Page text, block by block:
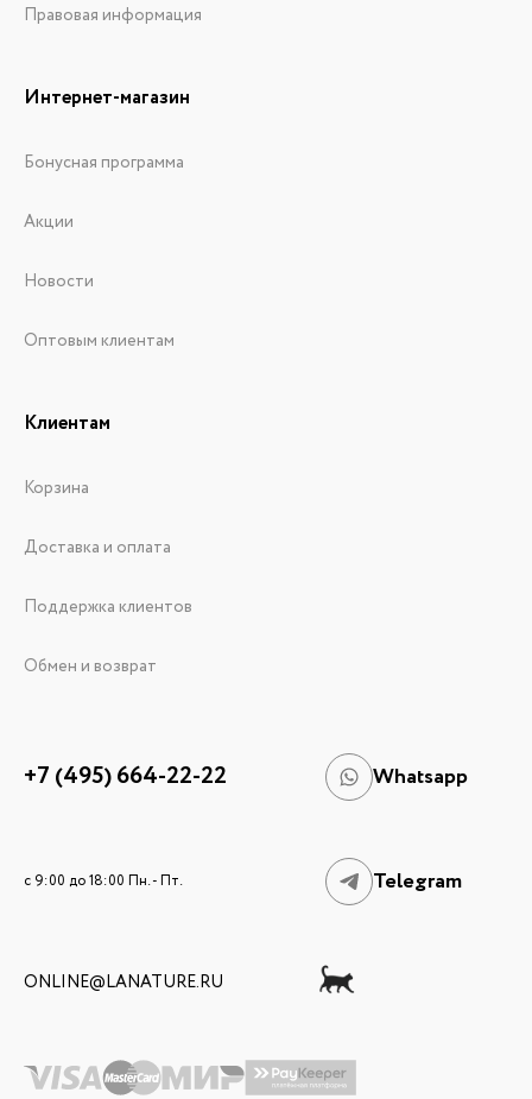
Правовая информация
Интернет-магазин
Бонусная программа
Акции
Новости
Оптовым клиентам
Клиентам
Корзина
Доставка и оплата
Поддержка клиентов
Обмен и возврат
+7 (495) 664-22-22 Whatsapp
c 9:00 до 18:00 Пн. - Пт. Telegram
ONLINE@LANATURE.RU